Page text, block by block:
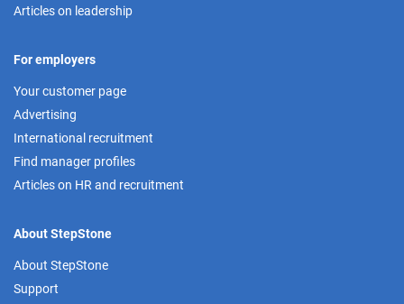
Articles on leadership
For employers
Your customer page
Advertising
International recruitment
Find manager profiles
Articles on HR and recruitment
About StepStone
About StepStone
Support